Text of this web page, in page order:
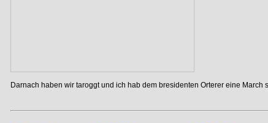
Darnach haben wir taroggt und ich hab dem bresidenten Orterer eine